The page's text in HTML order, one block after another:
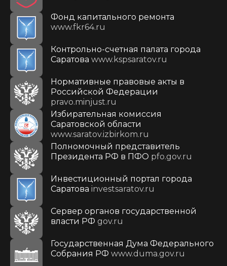
Фонд капитального ремонта
www.fkr64.ru
Контрольно-счетная палата города
Саратова www.kspsaratov.ru
Нормативные правовые акты в
Российской Федерации
pravo.minjust.ru
Избирательная комиссия
Саратовской области
www.saratov.izbirkom.ru
Полномочный представитель
Президента РФ в ПФО pfo.gov.ru
Инвестиционный портал города
Саратова investsaratov.ru
Сервер органов государственной
власти РФ gov.ru
Государственная Дума Федерального
Собрания РФ www.duma.gov.ru